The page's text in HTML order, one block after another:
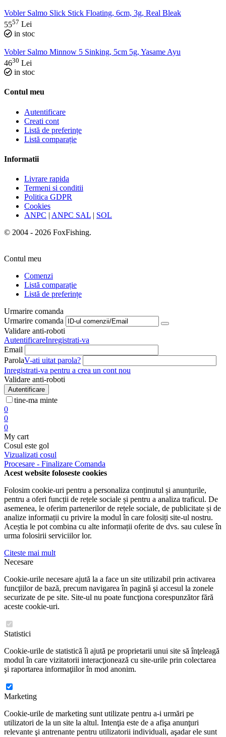
Vobler Salmo Slick Stick Floating, 6cm, 3g, Real Bleak
5557 Lei
in stoc
Vobler Salmo Minnow 5 Sinking, 5cm 5g, Yasame Ayu
4630 Lei
in stoc
Contul meu
Autentificare
Creati cont
Listă de preferințe
Listă comparație
Informatii
Livrare rapida
Termeni si conditii
Politica GDPR
Cookies
ANPC | ANPC SAL | SOL
© 2004 - 2026 FoxFishing.
Contul meu
Comenzi
Listă comparație
Listă de preferințe
Urmarire comanda
Urmarire comanda
Validare anti-roboti
AutentificareInregistrati-va
Email
ParolaV-ati uitat parola?
Inregistrati-va pentru a crea un cont nou
Validare anti-roboti
Autentificare
tine-ma minte
0
0
0
My cart
Cosul este gol
Vizualizati cosul
Procesare - Finalizare Comanda
Acest website foloseste cookies
Folosim cookie-uri pentru a personaliza conținutul și anunțurile,
pentru a oferi funcții de rețele sociale și pentru a analiza traficul. De
asemenea, le oferim partenerilor de rețele sociale, de publicitate și de
analize informații cu privire la modul în care folosiți site-ul nostru.
Aceștia le pot combina cu alte informații oferite de dvs. sau culese în
urma folosirii serviciilor lor.
Citeste mai mult
Necesare
Cookie-urile necesare ajută la a face un site utilizabil prin activarea
funcţiilor de bază, precum navigarea în pagină şi accesul la zonele
securizate de pe site. Site-ul nu poate funcţiona corespunzător fără
aceste cookie-uri.
Statistici
Cookie-urile de statistică îi ajută pe proprietarii unui site să înţeleagă
modul în care vizitatorii interacţionează cu site-urile prin colectarea
şi raportarea informaţiilor în mod anonim.
Marketing
Cookie-urile de marketing sunt utilizate pentru a-i urmări pe
utilizatori de la un site la altul. Intenţia este de a afişa anunţuri
relevante şi antrenante pentru utilizatorii individuali, aşadar ele sunt